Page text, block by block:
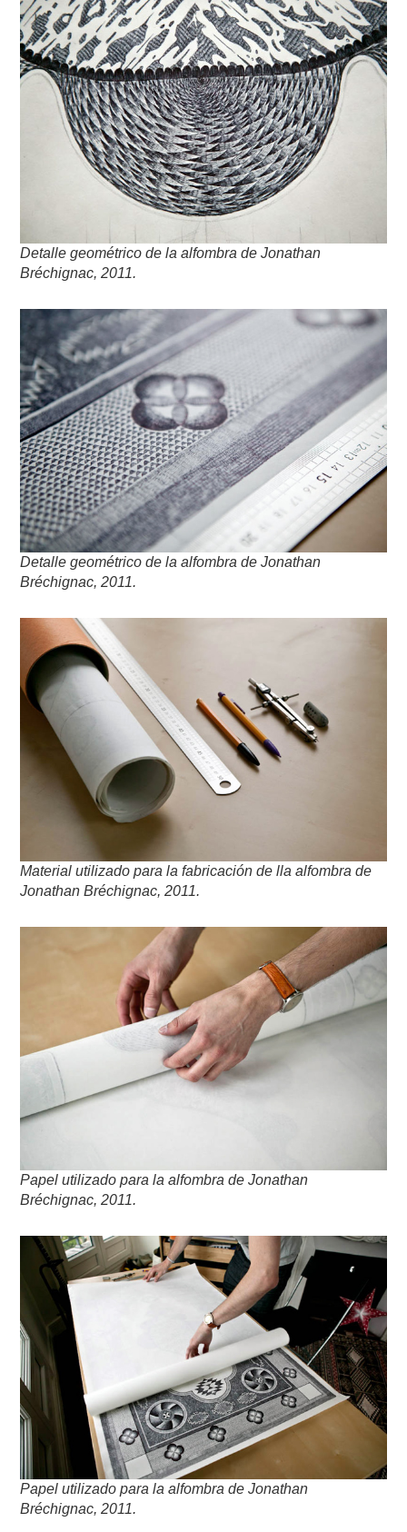
Detalle geométrico de la alfombra de Jonathan
Bréchignac, 2011.
Detalle geométrico de la alfombra de Jonathan
Bréchignac, 2011.
Material utilizado para la fabricación de lla alfombra de
Jonathan Bréchignac, 2011.
Papel utilizado para la alfombra de Jonathan
Bréchignac, 2011.
Papel utilizado para la alfombra de Jonathan
Bréchignac, 2011.